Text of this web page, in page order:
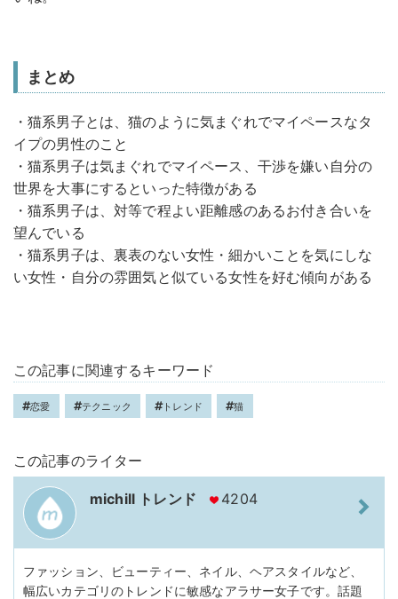
まとめ
・猫系男子とは、猫のように気まぐれでマイペースなタ
イプの男性のこと
・猫系男子は気まぐれでマイペース、干渉を嫌い自分の
世界を大事にするといった特徴がある
・猫系男子は、対等で程よい距離感のあるお付き合いを
望んでいる
・猫系男子は、裏表のない女性・細かいことを気にしな
い女性・自分の雰囲気と似ている女性を好む傾向がある
この記事に関連するキーワード
恋愛 テクニック トレンド 猫
この記事のライター
michill トレンド 4204
ファッション、ビューティー、ネイル、ヘアスタイルなど、
幅広いカテゴリのトレンドに敏感なアラサー女子です。話題